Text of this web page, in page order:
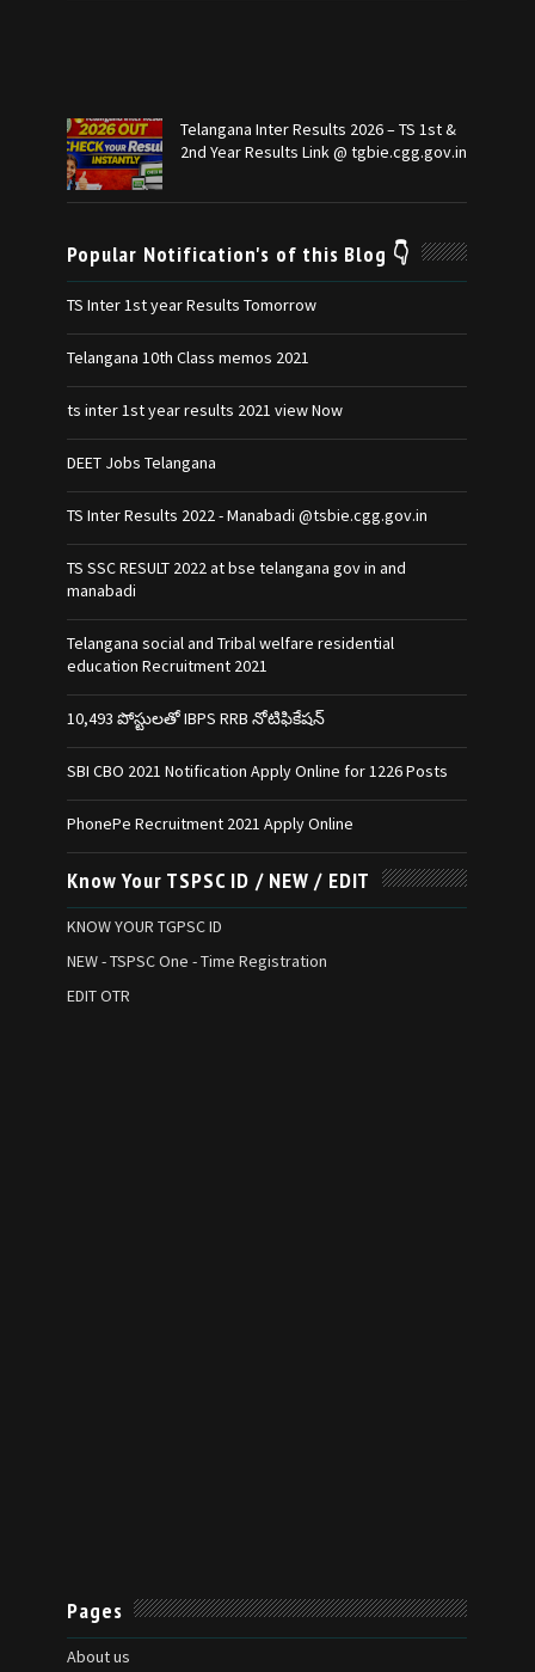
Telangana Inter Results 2026 – TS 1st &
2nd Year Results Link @ tgbie.cgg.gov.in
Popular Notification's of this Blog 👇
TS Inter 1st year Results Tomorrow
Telangana 10th Class memos 2021
ts inter 1st year results 2021 view Now
DEET Jobs Telangana
TS Inter Results 2022 - Manabadi @tsbie.cgg.gov.in
TS SSC RESULT 2022 at bse telangana gov in and
manabadi
Telangana social and Tribal welfare residential
education Recruitment 2021
10,493 పోస్టులతో IBPS RRB నోటిఫికేషన్‌
SBI CBO 2021 Notification Apply Online for 1226 Posts
PhonePe Recruitment 2021 Apply Online
Know Your TSPSC ID / NEW / EDIT
KNOW YOUR TGPSC ID
NEW - TSPSC One - Time Registration
EDIT OTR
Pages
About us